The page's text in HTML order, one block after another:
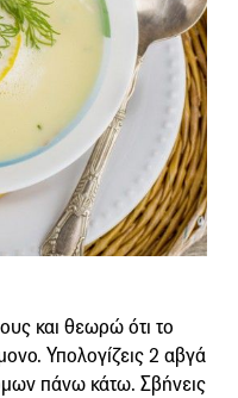
και θεωρώ ότι το
Υπολογίζεις 2 αβγά
πάνω κάτω. Σβήνεις